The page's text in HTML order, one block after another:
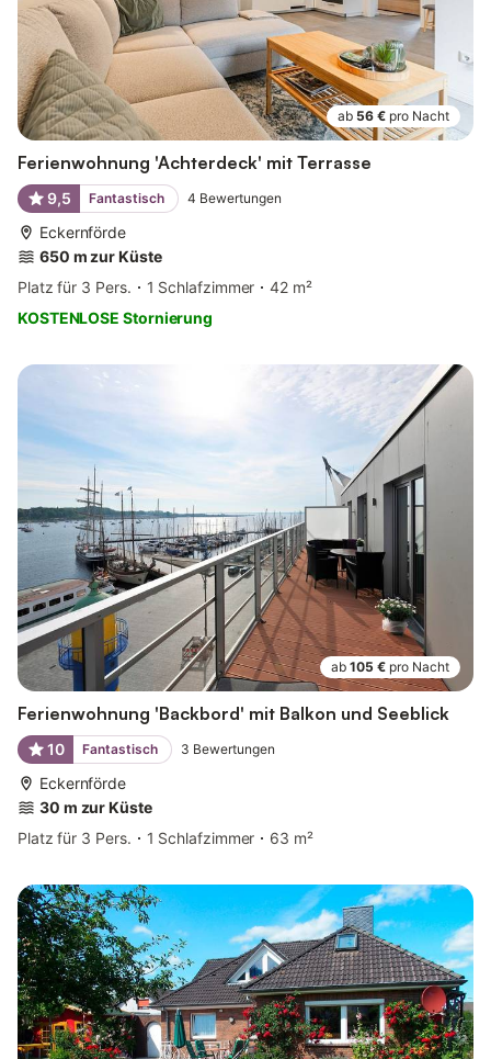
ab 56 € pro Nacht
Ferienwohnung 'Achterdeck' mit Terrasse
9,5 Fantastisch 4 Bewertungen
Eckernförde
650 m zur Küste
Platz für 3 Pers.
1 Schlafzimmer
42 m²
KOSTENLOSE Stornierung
ab 105 € pro Nacht
Ferienwohnung 'Backbord' mit Balkon und Seeblick
10 Fantastisch 3 Bewertungen
Eckernförde
30 m zur Küste
Platz für 3 Pers.
1 Schlafzimmer 63 m²